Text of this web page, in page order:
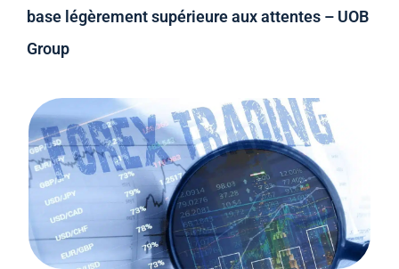
base légèrement supérieure aux attentes – UOB
Group